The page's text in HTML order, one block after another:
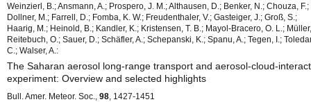
Weinzierl, B.; Ansmann, A.; Prospero, J. M.; Althausen, D.; Benker, N.; Chouza, F.;
Dollner, M.; Farrell, D.; Fomba, K. W.; Freudenthaler, V.; Gasteiger, J.; Groß, S.;
Haarig, M.; Heinold, B.; Kandler, K.; Kristensen, T. B.; Mayol-Bracero, O. L.;
Reitebuch, O.; Sauer, D.; Schäfler, A.; Schepanski, K.; Spanu, A.; Tegen, I.;
C.; Walser, A.:
The Saharan aerosol long-range transport and aerosol-cloud-
experiment: Overview and selected highlights
Bull. Amer. Meteor. Soc., 98 , 1427-1451